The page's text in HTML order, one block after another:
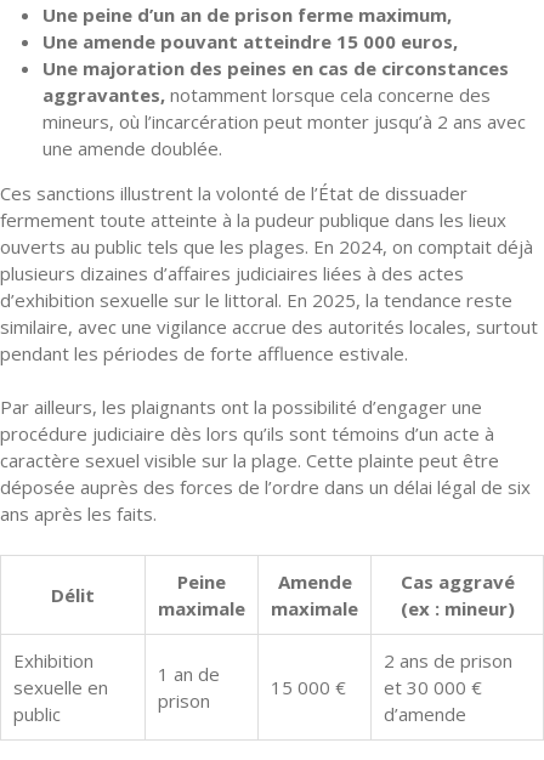
Une peine d’un an de prison ferme maximum,
Une amende pouvant atteindre 15 000 euros,
Une majoration des peines en cas de circonstances
aggravantes, notamment lorsque cela concerne des
mineurs, où l’incarcération peut monter jusqu’à 2 ans avec
une amende doublée.
Ces sanctions illustrent la volonté de l’État de dissuader
fermement toute atteinte à la pudeur publique dans les lieux
ouverts au public tels que les plages. En 2024, on comptait déjà
plusieurs dizaines d’affaires judiciaires liées à des actes
d’exhibition sexuelle sur le littoral. En 2025, la tendance reste
similaire, avec une vigilance accrue des autorités locales, surtout
pendant les périodes de forte affluence estivale.
Par ailleurs, les plaignants ont la possibilité d’engager une
procédure judiciaire dès lors qu’ils sont témoins d’un acte à
caractère sexuel visible sur la plage. Cette plainte peut être
déposée auprès des forces de l’ordre dans un délai légal de six
ans après les faits.
Délit
Peine
maximale
Amende
maximale
Cas aggravé
(ex : mineur)
Exhibition
sexuelle en
public
1 an de
prison
15 000 €
2 ans de prison
et 30 000 €
d’amende